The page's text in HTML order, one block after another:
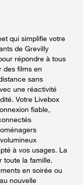
qui simplifie votre
de Grevilly
répondre à tous
des films en
sans
une réactivité
Votre Livebox
fiable,
à vos usages. La
toute la famille.
en soirée ou
nouvelle